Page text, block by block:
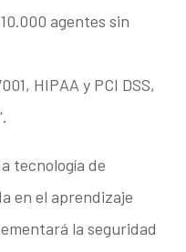
agentes sin
HIPAA y PCI DSS,
tecnología de
en el aprendizaje
la seguridad